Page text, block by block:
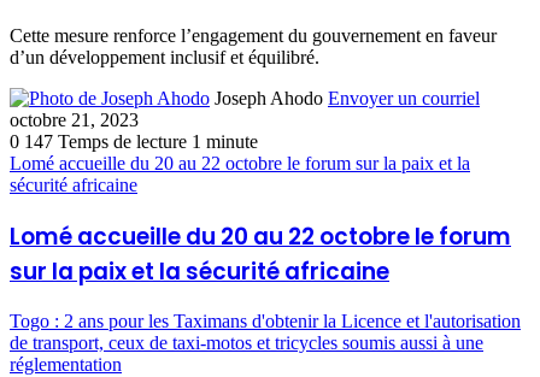
Cette mesure renforce l’engagement du gouvernement en faveur
d’un développement inclusif et équilibré.
Joseph Ahodo Envoyer un courriel
octobre 21, 2023
0 147 Temps de lecture 1 minute
Lomé accueille du 20 au 22 octobre le forum sur la paix et la
sécurité africaine
Lomé accueille du 20 au 22 octobre le forum
sur la paix et la sécurité africaine
Togo : 2 ans pour les Taximans d'obtenir la Licence et l'autorisation
de transport, ceux de taxi-motos et tricycles soumis aussi à une
réglementation